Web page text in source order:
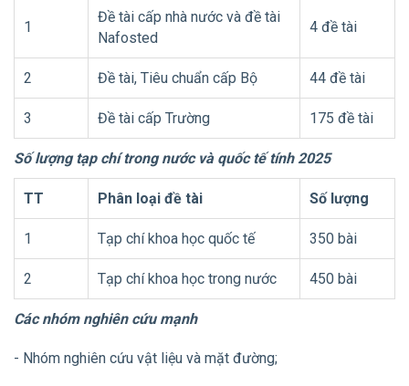
1
Đề tài cấp nhà nước và đề tài
Nafosted
4 đề tài
2 Đề tài, Tiêu chuẩn cấp Bộ 44 đề tài
3 Đề tài cấp Trường 175 đề tài
Số lượng tạp chí trong nước và quốc tế tính 2025
TT Phân loại đề tài Số lượng
1 Tạp chí khoa học quốc tế 350 bài
2 Tạp chí khoa học trong nước 450 bài
Các nhóm nghiên cứu mạnh
- Nhóm nghiên cứu vật liệu và mặt đường;